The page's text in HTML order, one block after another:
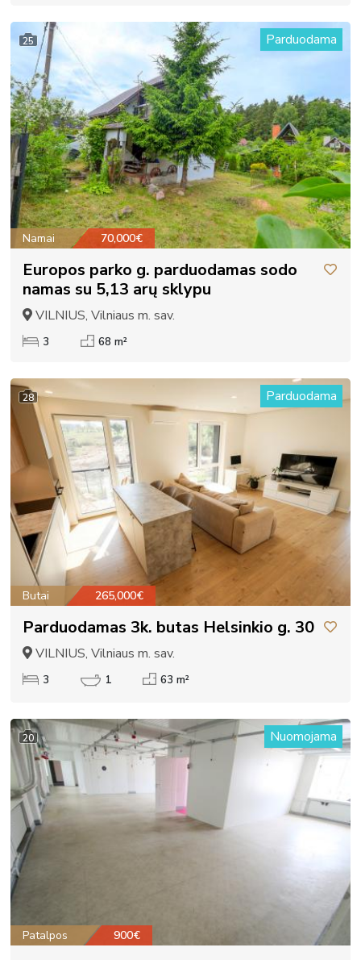
25 Parduodama
Namai 70,000€
Europos parko g. parduodamas sodo
namas su 5,13 arų sklypu
VILNIUS, Vilniaus m. sav.
3 68 m²
28 Parduodama
Butai 265,000€
Parduodamas 3k. butas Helsinkio g. 30
VILNIUS, Vilniaus m. sav.
3 1 63 m²
20 Nuomojama
Patalpos 900€